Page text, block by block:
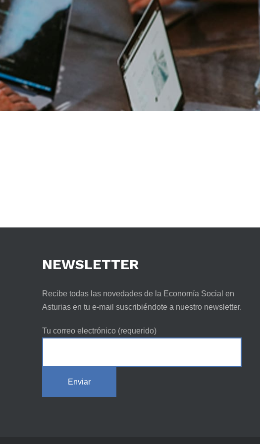
NEWSLETTER
Recibe todas las novedades de la Economía Social en
Asturias en tu e-mail suscribiéndote a nuestro newsletter.
Tu correo electrónico (requerido)